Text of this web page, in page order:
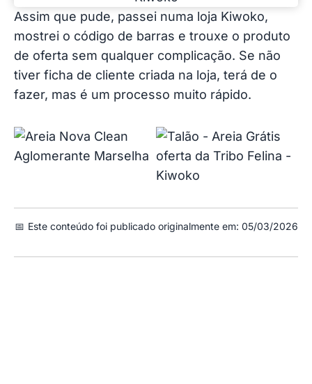
Assim que pude, passei numa loja Kiwoko,
mostrei o código de barras e trouxe o produto
de oferta sem qualquer complicação. Se não
tiver ficha de cliente criada na loja, terá de o
fazer, mas é um processo muito rápido.
📅 Este conteúdo foi publicado originalmente em: 05/03/2026